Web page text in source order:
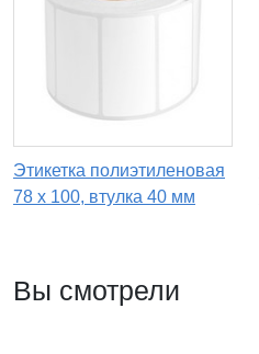
Этикетка полиэтиленовая
78 x 100, втулка 40 мм
Вы смотрели